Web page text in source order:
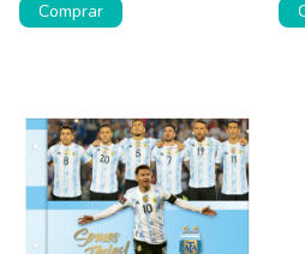
Comprar